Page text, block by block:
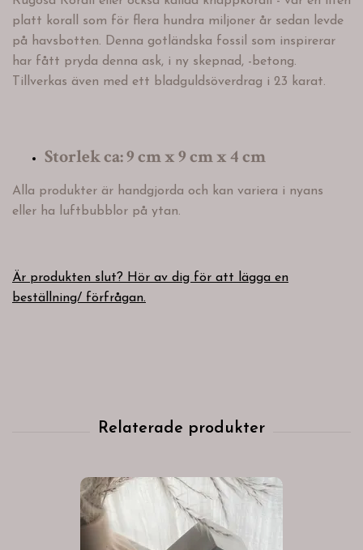
platt korall som för flera hundra miljoner år sedan levde
på havsbotten. Denna gotländska fossil som inspirerar
har fått pryda denna ask, i ny skepnad, -betong.
Tillverkas även med ett bladguldsöverdrag i 23 karat.
Storlek ca: 9 cm x 9 cm x 4 cm
Alla produkter är handgjorda och kan variera i nyans
eller ha luftbubblor på ytan.
Är produkten slut? Hör av dig för att lägga en
beställning/ förfrågan.